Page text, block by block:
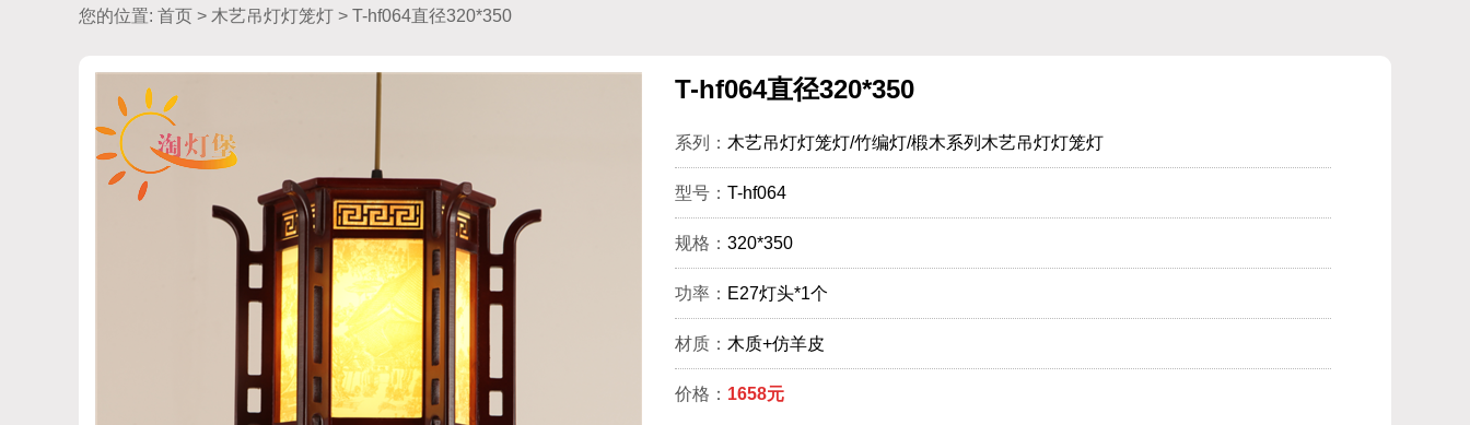
您的位置: 首页 > 木艺吊灯灯笼灯 > T-hf064直径320*350
T-hf064直径320*350
系列： 木艺吊灯灯笼灯/竹编灯/椴木系列木艺吊灯灯笼灯
型号： T-hf064
规格： 320*350
功率： E27灯头*1个
材质： 木质+仿羊皮
价格： 1658元